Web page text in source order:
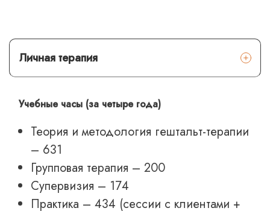
Личная терапия
Учебные часы (за четыре года)
Теория и методология гештальт-терапии
– 631
Групповая терапия – 200
Супервизия – 174
Практика – 434 (сессии с клиентами +